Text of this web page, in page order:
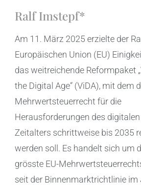
Ralf Imstepf*
Am 11. März 2025 erzielte der
Europäischen Union (EU)
das weitreichende Reformpaket
the Digital Age“ (ViDA), mit dem
Mehrwertsteuerrecht für die
Herausforderungen des digitalen
Zeitalters schrittweise bis 2035
werden soll. Es handelt sich um
grösste EU-
seit der Binnenmarktrichtlinie im